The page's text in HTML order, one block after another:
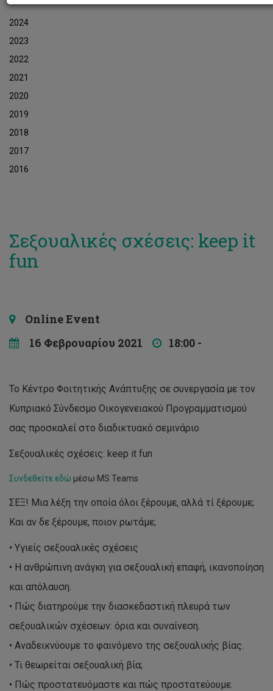
2024
2023
2022
2021
2020
2019
2018
2017
2016
Σεξουαλικές σχέσεις: keep it
fun
Online Event
16 Φεβρουαρίου 2021
18:00 -
Το Κέντρο Φοιτητικής Ανάπτυξης σε συνεργασία με τον
Κυπριακό Σύνδεσμο Οικογενειακού Προγραμματισμού
σας προσκαλεί στο διαδικτυακό σεμινάριο
Σεξουαλικές σχέσεις: keep it fun
Συνδεθείτε εδώ μέσω MS Teams
ΣΕΞ! Μια λέξη την οποία όλοι ξέρουμε, αλλά τί ξέρουμε;
Και αν δε ξέρουμε, ποιον ρωτάμε;
• Υγιείς σεξουαλικές σχέσεις
• Η ανθρώπινη ανάγκη για σεξουαλική επαφή, ικανοποίηση
και απόλαυση.
• Πώς διατηρούμε την διασκεδαστική πλευρά των
σεξουαλικών σχέσεων: όρια και συναίνεση.
• Αναδεικνύουμε το φαινόμενο της σεξουαλικής βίας.
• Τι θεωρείται σεξουαλική βία;
• Πώς προστατευόμαστε και πώς προστατεύουμε.